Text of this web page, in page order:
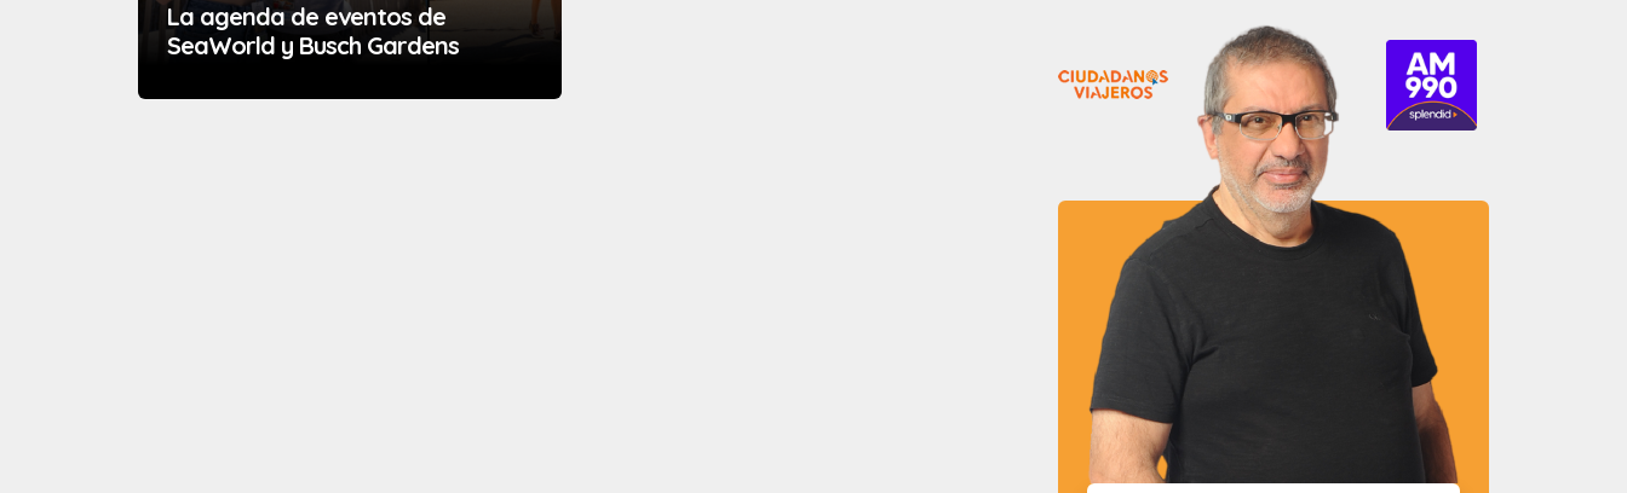
La agenda de eventos de
SeaWorld y Busch Gardens